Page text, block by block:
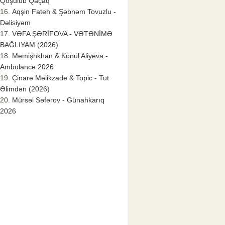
Aqşin Fateh & Şəbnəm Tovuzlu -
Dəlisiyəm
VƏFA ŞƏRİFOVA - VƏTƏNİMƏ
BAĞLIYAM (2026)
Memişhkhan & Könül Aliyeva -
Ambulance 2026
Çinarə Məlikzade & Topic - Tut
Əlimdən (2026)
Mürsəl Səfərov - Günahkarıq
2026